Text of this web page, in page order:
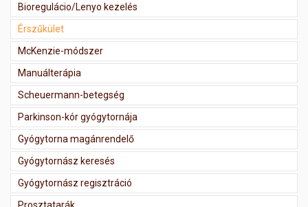
Bioregulácio/Lenyo kezelés
Érszűkület
McKenzie-módszer
Manuálterápia
Scheuermann-betegség
Parkinson-kór gyógytornája
Gyógytorna magánrendelő
Gyógytornász keresés
Gyógytornász regisztráció
Prosztatarák